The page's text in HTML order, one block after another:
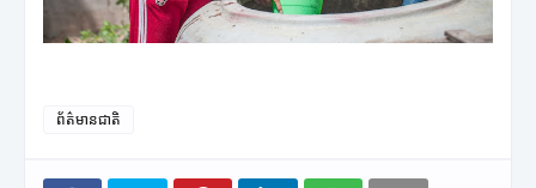
ព័ត៌មានជាតិ